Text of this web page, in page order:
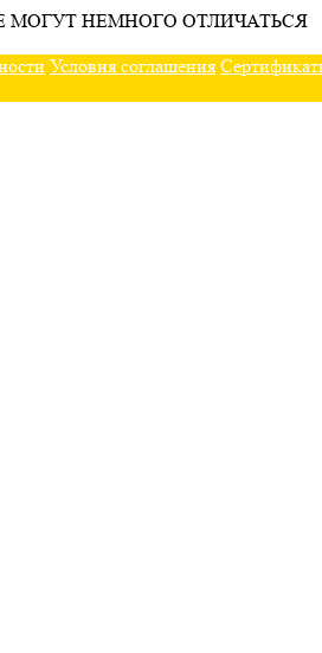
МОГУТ НЕМНОГО ОТЛИЧАТЬСЯ
Условия соглашения